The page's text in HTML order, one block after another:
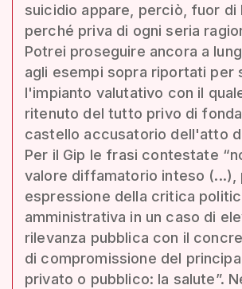
suicidio appare, perciò, fuor di
perché priva di ogni seria
Potrei proseguire ancora a
agli esempi sopra riportati per
l'impianto valutativo con il
ritenuto del tutto privo di
castello accusatorio dell'atto
Per il Gip le frasi contestate
valore diffamatorio inteso (...),
espressione della critica
amministrativa in un caso di
rilevanza pubblica con il
di compromissione del
privato o pubblico: la salute”.